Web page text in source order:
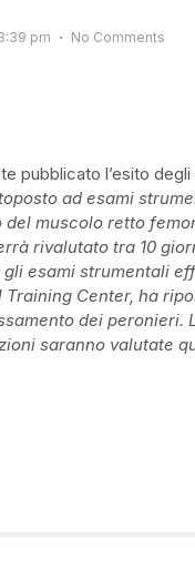
pm No Comments
pubblicato l’esito
ad esami
muscolo retto
rivalutato tra 10
gli esami strumentali
Center, ha
dei peronieri.
saranno valutate